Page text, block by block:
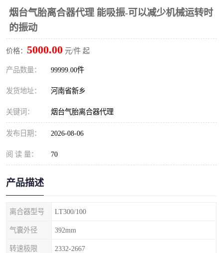
烟台气胎离合器代理 能吸振-可以减少机械运转时
的振动
价格： 5000.00 元/件 起
产品数量： 99999.00件
发货地址： 河南省新乡
关键词： 烟台气胎离合器代理
发布日期： 2026-08-06
阅 读 量： 70
产品描述
离合器型号 LT300/100
气囊外径 392mm
转速极限 2332-2667